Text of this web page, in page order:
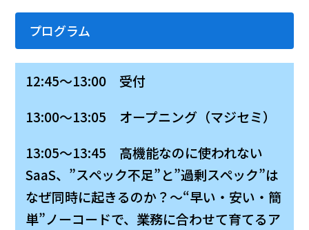
プログラム
12:45～13:00 受付
13:00～13:05 オープニング（マジセミ）
13:05～13:45 高機能なのに使われない
SaaS、”スペック不足”と”過剰スペック”は
なぜ同時に起きるのか？〜“早い・安い・簡
単”ノーコードで、業務に合わせて育てるア